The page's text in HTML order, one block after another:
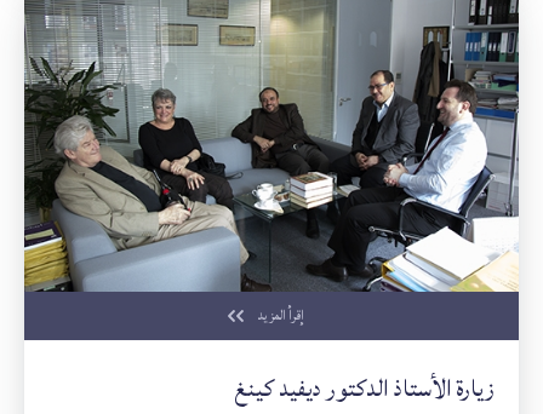
إقرأ المزيد
زيارة الأستاذ الدكتور ديفيد كينغ